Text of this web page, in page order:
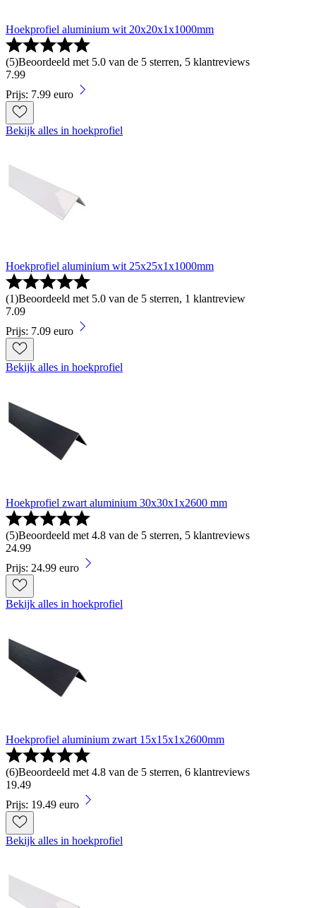
Hoekprofiel aluminium wit 20x20x1x1000mm
(5)Beoordeeld met 5.0 van de 5 sterren, 5 klantreviews
7.99
Prijs: 7.99 euro
Bekijk alles in hoekprofiel
Hoekprofiel aluminium wit 25x25x1x1000mm
(1)Beoordeeld met 5.0 van de 5 sterren, 1 klantreview
7.09
Prijs: 7.09 euro
Bekijk alles in hoekprofiel
Hoekprofiel zwart aluminium 30x30x1x2600 mm
(5)Beoordeeld met 4.8 van de 5 sterren, 5 klantreviews
24.99
Prijs: 24.99 euro
Bekijk alles in hoekprofiel
Hoekprofiel aluminium zwart 15x15x1x2600mm
(6)Beoordeeld met 4.8 van de 5 sterren, 6 klantreviews
19.49
Prijs: 19.49 euro
Bekijk alles in hoekprofiel